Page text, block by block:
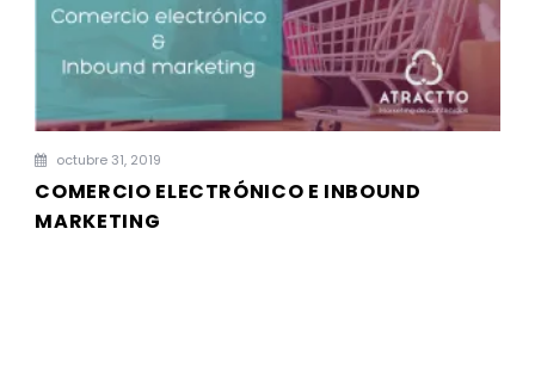
octubre 31, 2019
COMERCIO ELECTRÓNICO E INBOUND
MARKETING